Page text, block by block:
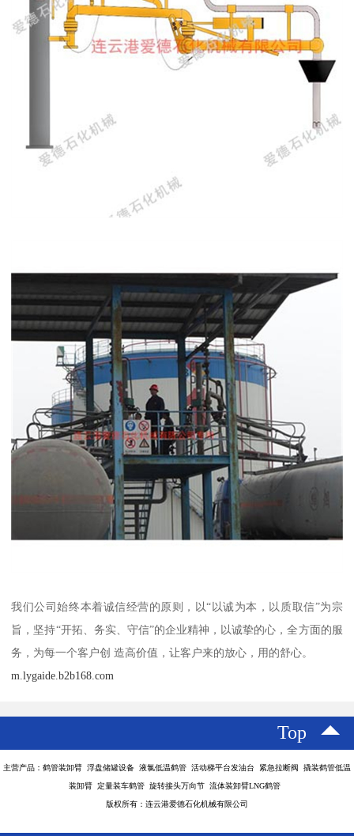
我们公司始终本着诚信经营的原则，以“以诚为本，以质取信”为宗
旨，坚持“开拓、务实、守信”的企业精神，以诚挚的心，全方面的服
务，为每一个客户创 造高价值，让客户来的放心，用的舒心。
m.lygaide.b2b168.com
Top
主营产品：鹤管装卸臂 浮盘储罐设备 液氯低温鹤管 活动梯平台发油台 紧急拉断阀 撬装鹤管低温
装卸臂 定量装车鹤管 旋转接头万向节 流体装卸臂LNG鹤管
版权所有：连云港爱德石化机械有限公司